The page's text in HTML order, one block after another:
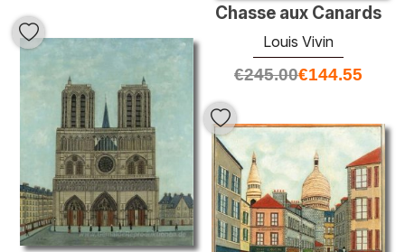
Chasse aux Canards
Louis Vivin
€245.00€144.55